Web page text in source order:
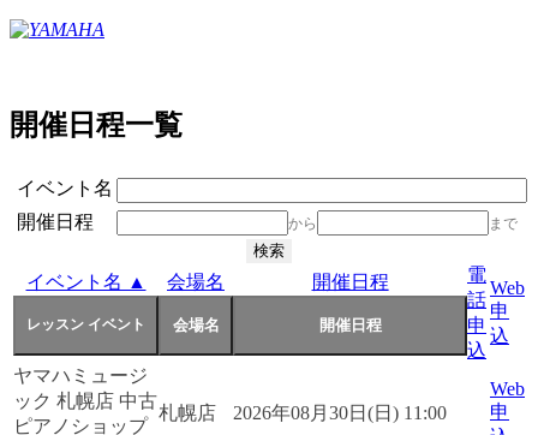
開催日程一覧
イベント名
開催日程
から まで
イベント名 ▲ 会場名 開催日程
電
話
申
込
Web
申
込
ヤマハミュージ
ック 札幌店 中古
ピアノショップ
札幌店 2026年08月30日(日) 11:00
Web
申